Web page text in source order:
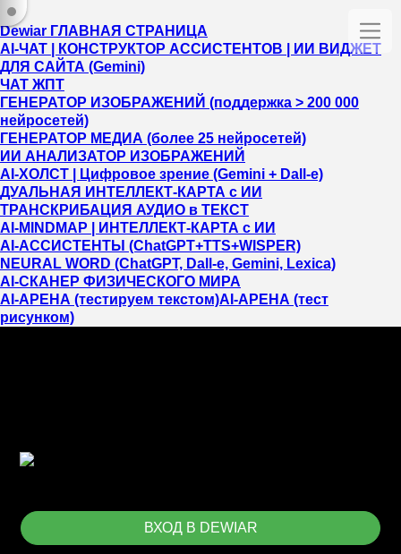
Dewiar ГЛАВНАЯ СТРАНИЦА
AI-ЧАТ | КОНСТРУКТОР АССИСТЕНТОВ | ИИ ВИДЖЕТ
ДЛЯ САЙТА (Gemini)
ЧАТ ЖПТ
ГЕНЕРАТОР ИЗОБРАЖЕНИЙ (поддержка > 200 000
нейросетей)
ГЕНЕРАТОР МЕДИА (более 25 нейросетей)
ИИ АНАЛИЗАТОР ИЗОБРАЖЕНИЙ
AI-ХОЛСТ | Цифровое зрение (Gemini + Dall-e)
ДУАЛЬНАЯ ИНТЕЛЛЕКТ-КАРТА c ИИ
ТРАНСКРИБАЦИЯ АУДИО в ТЕКСТ
AI-MINDMAP | ИНТЕЛЛЕКТ-КАРТА c ИИ
AI-АССИСТЕНТЫ (ChatGPT+TTS+WISPER)
NEURAL WORD (ChatGPT, Dall-e, Gemini, Lexica)
AI-СКАНЕР ФИЗИЧЕСКОГО МИРА
AI-АРЕНА (тестируем текстом)AI-АРЕНА (тест
рисунком)
ВХОД В DEWIAR